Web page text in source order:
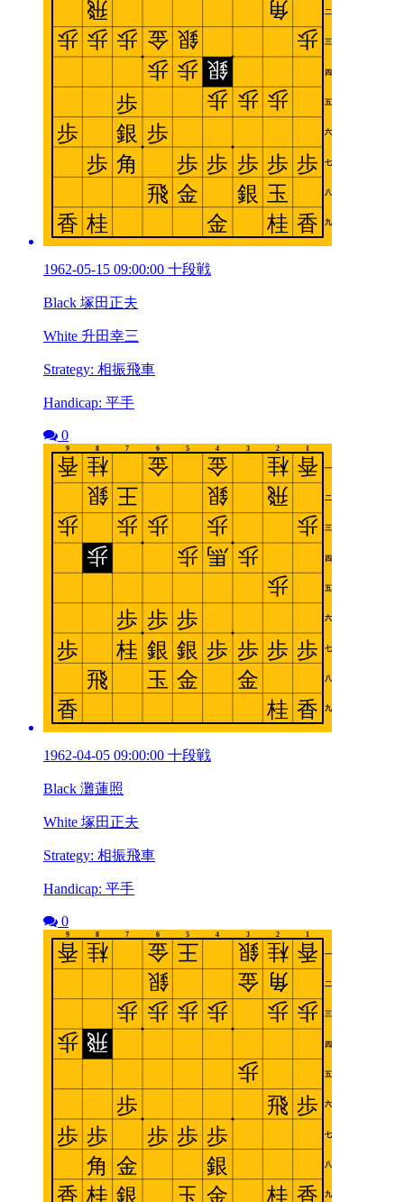
1962-05-15 09:00:00 十段戦
Black 塚田正夫
White 升田幸三
Strategy: 相振飛車
Handicap: 平手
0
1962-04-05 09:00:00 十段戦
Black 灘蓮照
White 塚田正夫
Strategy: 相振飛車
Handicap: 平手
0